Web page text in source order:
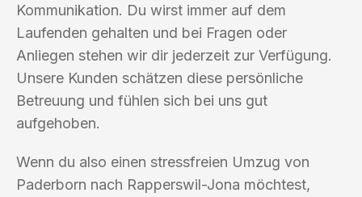
Kommunikation. Du wirst immer auf dem
Laufenden gehalten und bei Fragen oder
Anliegen stehen wir dir jederzeit zur Verfügung.
Unsere Kunden schätzen diese persönliche
Betreuung und fühlen sich bei uns gut
aufgehoben.
Wenn du also einen stressfreien Umzug von
Paderborn nach Rapperswil-Jona möchtest,